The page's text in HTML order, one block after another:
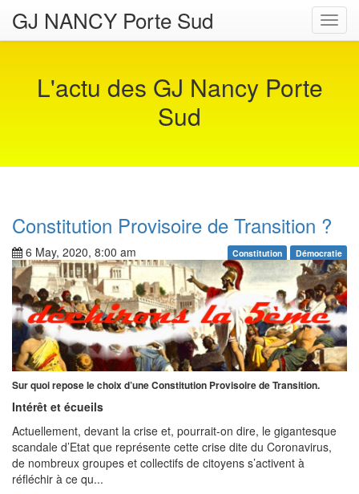
GJ NANCY Porte Sud
L'actu des GJ Nancy Porte
Sud
Constitution Provisoire de Transition ?
6 May, 2020, 8:00 am Constitution Démocratie
Sur quoi repose le choix d’une Constitution Provisoire de Transition.
Intérêt et écueils
Actuellement, devant la crise et, pourrait-on dire, le gigantesque
scandale d’Etat que représente cette crise dite du Coronavirus,
de nombreux groupes et collectifs de citoyens s’activent à
réfléchir à ce qu...